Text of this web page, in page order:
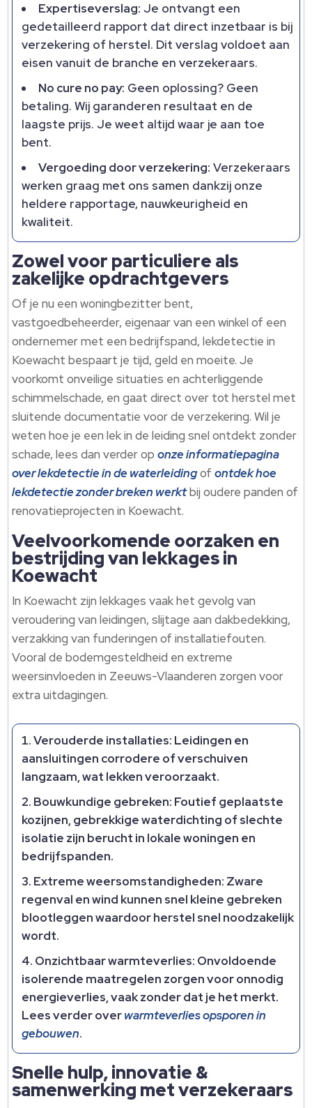
Expertiseverslag: Je ontvangt een
gedetailleerd rapport dat direct inzetbaar is bij
verzekering of herstel.​ Dit verslag voldoet aan
eisen vanuit de branche en verzekeraars.​
No cure no pay: Geen oplossing? Geen
betaling.​ Wij garanderen resultaat en de
laagste prijs.​ Je weet altijd waar je aan toe
bent.​
Vergoeding door verzekering: Verzekeraars
werken graag met ons samen dankzij onze
heldere rapportage, nauwkeurigheid en
kwaliteit.​
Zowel voor particuliere als
zakelijke opdrachtgevers
Of je nu een woningbezitter bent,
vastgoedbeheerder, eigenaar van een winkel of een
ondernemer met een bedrijfspand, lekdetectie in
Koewacht bespaart je tijd, geld en moeite.​ Je
voorkomt onveilige situaties en achterliggende
schimmelschade, en gaat direct over tot herstel met
sluitende documentatie voor de verzekering.​ Wil je
weten hoe je een lek in de leiding snel ontdekt zonder
schade, lees dan verder oponze informatiepagina
over lekdetectie in de waterleidingofontdek hoe
lekdetectie zonder breken werktbij oudere panden of
renovatieprojecten in Koewacht.​
Veelvoorkomende oorzaken en
bestrijding van lekkages in
Koewacht
In Koewacht zijn lekkages vaak het gevolg van
veroudering van leidingen, slijtage aan dakbedekking,
verzakking van funderingen of installatiefouten.​
Vooral de bodemgesteldheid en extreme
weersinvloeden in Zeeuws-Vlaanderen zorgen voor
extra uitdagingen.​
Verouderde installaties: Leidingen en
aansluitingen corrodere of verschuiven
langzaam, wat lekken veroorzaakt.​
Bouwkundige gebreken: Foutief geplaatste
kozijnen, gebrekkige waterdichting of slechte
isolatie zijn berucht in lokale woningen en
bedrijfspanden.​
Extreme weersomstandigheden: Zware
regenval en wind kunnen snel kleine gebreken
blootleggen waardoor herstel snel noodzakelijk
wordt.​
Onzichtbaar warmteverlies: Onvoldoende
isolerende maatregelen zorgen voor onnodig
energieverlies, vaak zonder dat je het merkt.​
Lees verder overwarmteverlies opsporen in
gebouwen.​
Snelle hulp, innovatie &
samenwerking met verzekeraars